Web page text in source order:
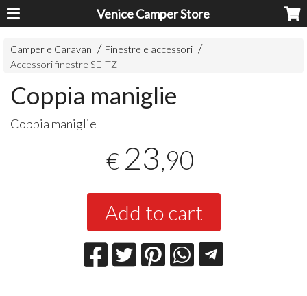
Venice Camper Store
Camper e Caravan
Finestre e accessori
Accessori finestre SEITZ
Coppia maniglie
Coppia maniglie
€ 23,90
Add to cart